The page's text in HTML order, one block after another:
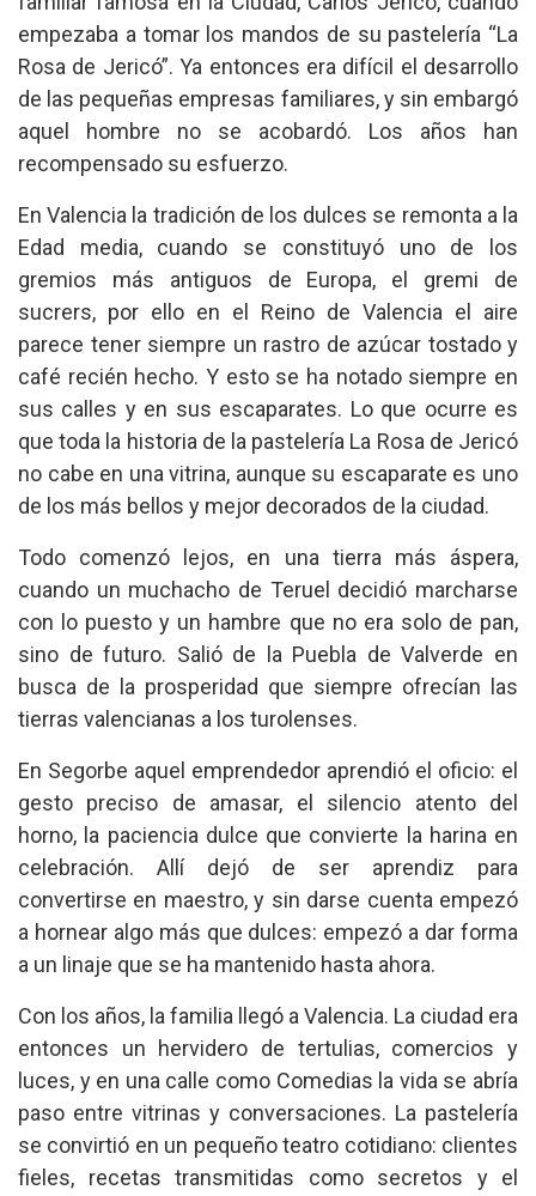
empezaba a tomar los mandos de su pastelería “La
Rosa de Jericó”. Ya entonces era difícil el desarrollo
de las pequeñas empresas familiares, y sin embargó
aquel hombre no se acobardó. Los años han
recompensado su esfuerzo.
En Valencia la tradición de los dulces se remonta a la
Edad media, cuando se constituyó uno de los
gremios más antiguos de Europa, el gremi de
sucrers, por ello en el Reino de Valencia el aire
parece tener siempre un rastro de azúcar tostado y
café recién hecho. Y esto se ha notado siempre en
sus calles y en sus escaparates. Lo que ocurre es
que toda la historia de la pastelería La Rosa de Jericó
no cabe en una vitrina, aunque su escaparate es uno
de los más bellos y mejor decorados de la ciudad.
Todo comenzó lejos, en una tierra más áspera,
cuando un muchacho de Teruel decidió marcharse
con lo puesto y un hambre que no era solo de pan,
sino de futuro. Salió de la Puebla de Valverde en
busca de la prosperidad que siempre ofrecían las
tierras valencianas a los turolenses.
En Segorbe aquel emprendedor aprendió el oficio: el
gesto preciso de amasar, el silencio atento del
horno, la paciencia dulce que convierte la harina en
celebración. Allí dejó de ser aprendiz para
convertirse en maestro, y sin darse cuenta empezó
a hornear algo más que dulces: empezó a dar forma
a un linaje que se ha mantenido hasta ahora.
Con los años, la familia llegó a Valencia. La ciudad era
entonces un hervidero de tertulias, comercios y
luces, y en una calle como Comedias la vida se abría
paso entre vitrinas y conversaciones. La pastelería
se convirtió en un pequeño teatro cotidiano: clientes
fieles, recetas transmitidas como secretos y el